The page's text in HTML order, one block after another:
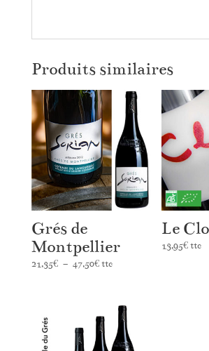
Produits similaires
Grés de
Montpellier
21,35€ – 47,50€Plage
21,35€
à
47,50€
ttc
Le
13,95€ttc